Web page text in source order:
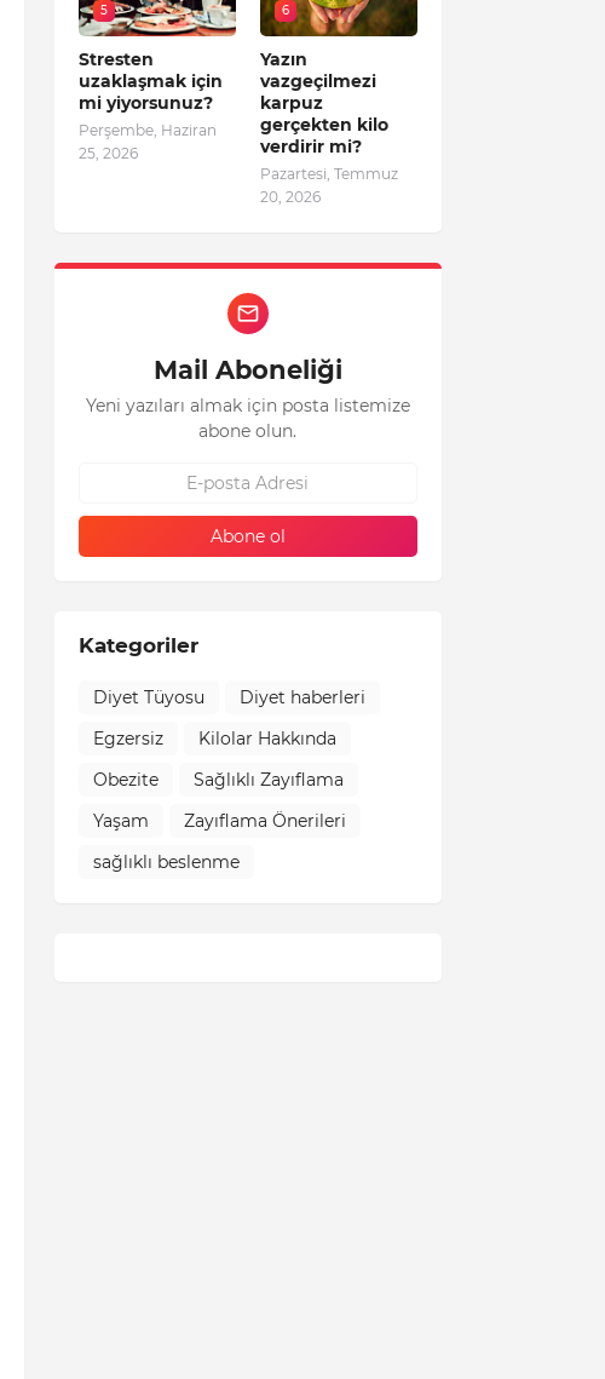
5
Stresten
uzaklaşmak için
mi yiyorsunuz?
Perşembe, Haziran
25, 2026
6
Yazın
vazgeçilmezi
karpuz
gerçekten kilo
verdirir mi?
Pazartesi, Temmuz
20, 2026
Mail Aboneliği
Yeni yazıları almak için posta listemize
abone olun.
Kategoriler
Diyet Tüyosu
Diyet haberleri
Egzersiz
Kilolar Hakkında
Obezite
Sağlıklı Zayıflama
Yaşam
Zayıflama Önerileri
sağlıklı beslenme